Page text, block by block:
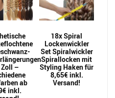
–
ab
inkl.
18x Spiral
Lockenwickler
Set Spiralwickler
Spirallocken mit
Styling Haken für
8,65€ inkl.
Versand!